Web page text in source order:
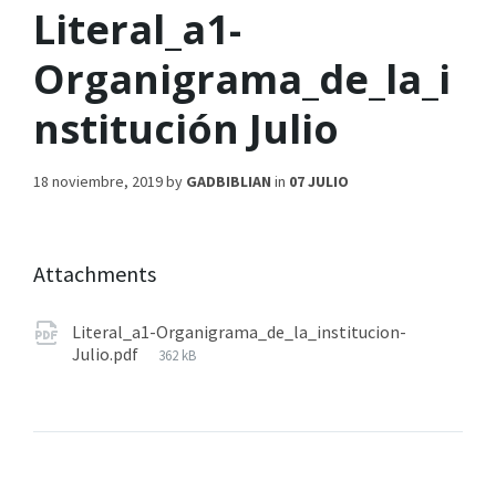
Literal_a1-
Organigrama_de_la_i
nstitución Julio
18 noviembre, 2019by GADBIBLIAN in 07 JULIO
Attachments
Literal_a1-Organigrama_de_la_institucion-
Julio.pdf
362 kB